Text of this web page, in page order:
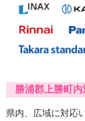
勝浦郡上勝町
県内、広域に対応